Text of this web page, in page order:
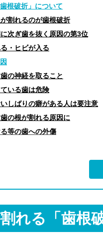
根破折」について
割れるのが歯根破折
次ぎ歯を抜く原因の第3位
・ヒビが入る
の神経を取ること
いる歯は危険
しばりの癖がある人は要注意
の根が割れる原因に
等の歯への外傷
ある
2つの方法
れる「歯根